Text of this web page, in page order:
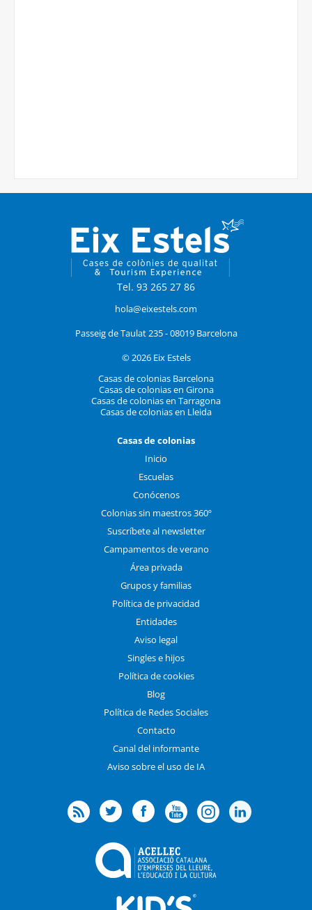
Tel. 93 265 27 86
hola@eixestels.com
Passeig de Taulat 235 - 08019 Barcelona
© 2026 Eix Estels
Casas de colonias Barcelona
Casas de colonias en Girona
Casas de colonias en Tarragona
Casas de colonias en Lleida
Casas de colonias
Inicio
Escuelas
Conócenos
Colonias sin maestros 360º
Suscríbete al newsletter
Campamentos de verano
Área privada
Grupos y familias
Política de privacidad
Entidades
Aviso legal
Singles e hijos
Política de cookies
Blog
Política de Redes Sociales
Contacto
Canal del informante
Aviso sobre el uso de IA